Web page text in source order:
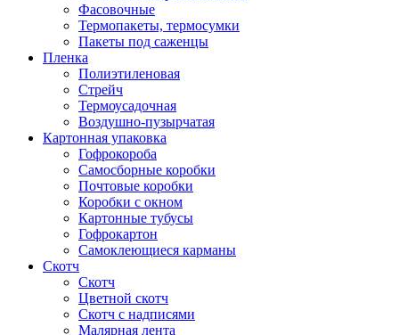
Фасовочные
Термопакеты, термосумки
Пакеты под саженцы
Пленка
Полиэтиленовая
Стрейч
Термоусадочная
Воздушно-пузырчатая
Картонная упаковка
Гофрокороба
Самосборные коробки
Почтовые коробки
Коробки с окном
Картонные тубусы
Гофрокартон
Самоклеющиеся карманы
Скотч
Скотч
Цветной скотч
Скотч с надписями
Малярная лента